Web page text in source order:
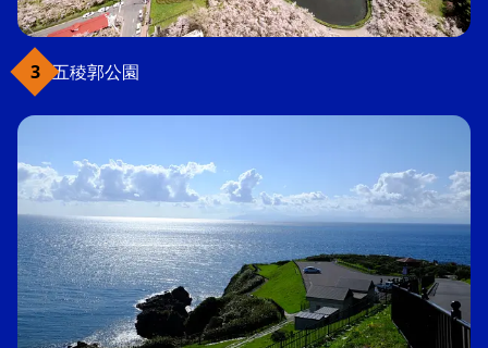
五稜郭公園